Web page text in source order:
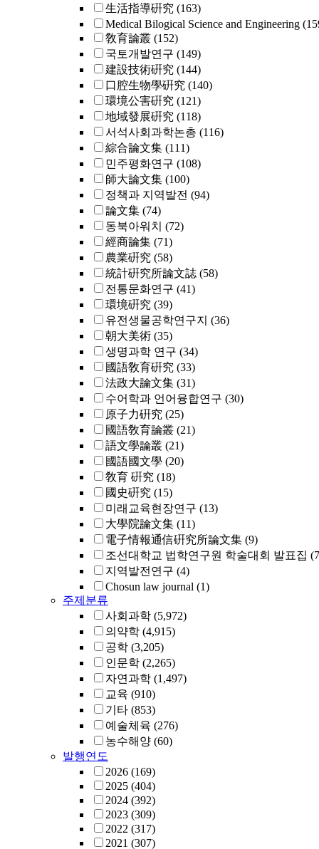
生活指導硏究 (163)
Medical Bilogical Science and Engineering
敎育論叢 (152)
국토개발연구 (149)
建設技術硏究 (144)
口腔生物學硏究 (140)
環境公害硏究 (121)
地域發展硏究 (118)
서석사회과학논총 (116)
綜合論文集 (111)
민주평화연구 (108)
師大論文集 (100)
정책과 지역발전 (94)
論文集 (74)
동북아워치 (72)
經商論集 (71)
農業硏究 (58)
統計硏究所論文誌 (58)
전통문화연구 (41)
環境硏究 (39)
유전생물공학연구지 (36)
朝大美術 (35)
생명과학 연구 (34)
國語敎育硏究 (33)
法政大論文集 (31)
수어학과 언어융합연구 (30)
原子力硏究 (25)
國語敎育論叢 (21)
語文學論叢 (21)
國語國文學 (20)
敎育 硏究 (18)
國史硏究 (15)
미래교육현장연구 (13)
大學院論文集 (11)
電子情報通信硏究所論文集 (9)
조선대학교 법학연구원 학술대회 발표집
지역발전연구 (4)
Chosun law journal (1)
주제분류
사회과학 (5,972)
의약학 (4,915)
공학 (3,205)
인문학 (2,265)
자연과학 (1,497)
교육 (910)
기타 (853)
예술체육 (276)
농수해양 (60)
발행연도
2026 (169)
2025 (404)
2024 (392)
2023 (309)
2022 (317)
2021 (307)